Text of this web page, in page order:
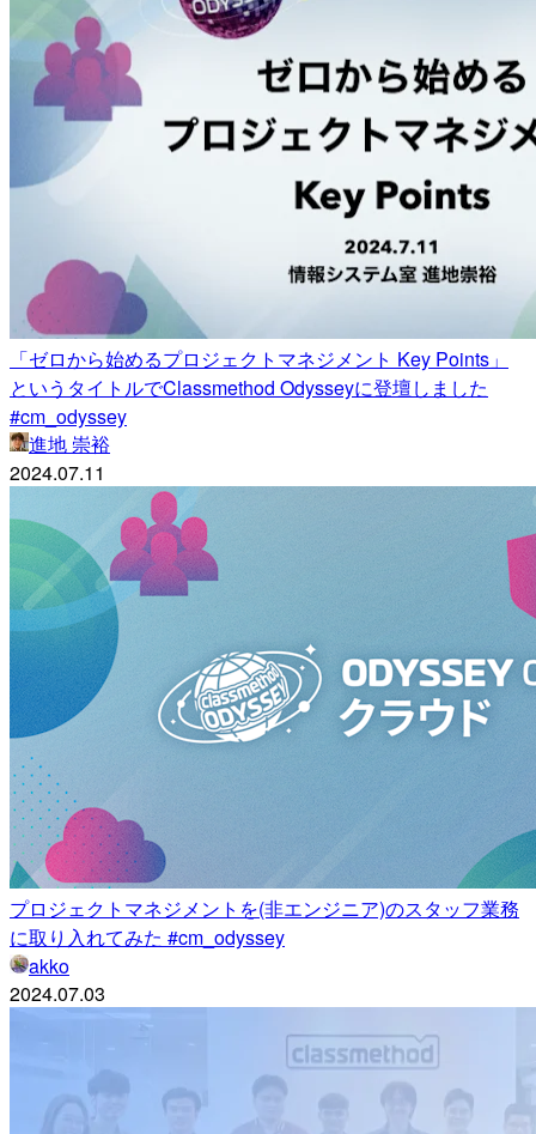
「ゼロから始めるプロジェクトマネジメント Key Points」
というタイトルでClassmethod Odysseyに登壇しました
#cm_odyssey
進地 崇裕
2024.07.11
プロジェクトマネジメントを(非エンジニア)のスタッフ業務
に取り入れてみた #cm_odyssey
akko
2024.07.03